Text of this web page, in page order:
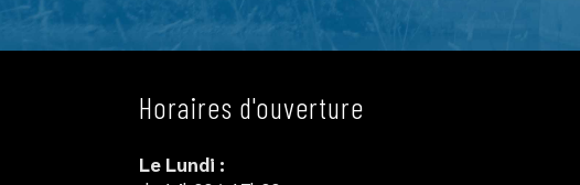
Horaires d'ouverture
Le Lundi :